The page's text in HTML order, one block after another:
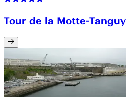
Tour de la Motte-Tanguy